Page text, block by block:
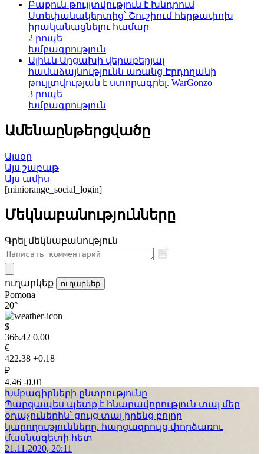
Բաքուն թույլտվություն է խնդրում
Ստեփանակերտից՝ Շուշիում հերթափոխ
իրականացնելու համար
2 րոպե
Խմբագրություն
Ալիևն Արցախի վերաբերյալ
համաձայնությունն առանց Էրդողանի
թույլտվության է ստորագրել. WarGonzo
3 րոպե
Խմբագրություն
Ամենաընթերցվածը
Այսօր
Այս շաբաթ
Այս ամիս
[miniorange_social_login]
Մեկնաբանությունները
Գրել մեկնաբանություն
ուղարկեք ուղարկեք
Pomona
20°
$
366.42 0.00
€
422.38 +0.18
₽
4.46 -0.01
Խմբագիրների ընտրությունը
Պարզապես պետք է հնարավորություն տալ մեր
օդաչուներին՝ ցույց տալ իրենց բոլոր
կարողությունները. հարցազրույց փորձառու
մասնագետի հետ
21.11.2020, 20:11